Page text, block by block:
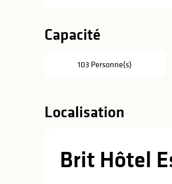
Capacité
103 Personne(s)
Localisation
Brit Hôtel